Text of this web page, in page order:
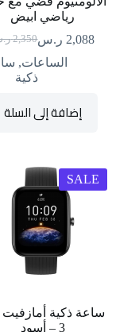
رياضي ابيض
2,350
السعر
الأصلي
هو:
2,088 ر.سالسعر
الحالي
هو:
الساعات,
ذكية
إضافة إلى السلة
SALE
3 – أسود